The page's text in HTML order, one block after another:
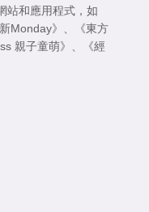
站和應用程式，如
Monday》 、
《東方
親子童萌》 、
《經